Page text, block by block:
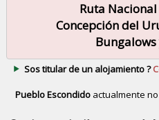
Ruta
Concepción del
Bungalows
Sos titular de un alojamiento ?
Pueblo Escondido actualmente